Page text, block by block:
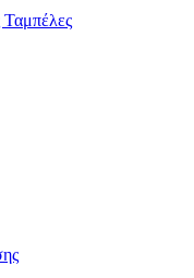
Ταμπέλες